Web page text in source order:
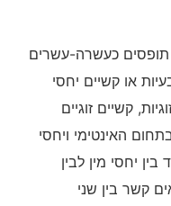
תופסים כעשרה-עשרים
או קשיים יחסי
קשיים זוגיים
האינטימי ויחסי
יחסי מין לבין
קשר בין שני